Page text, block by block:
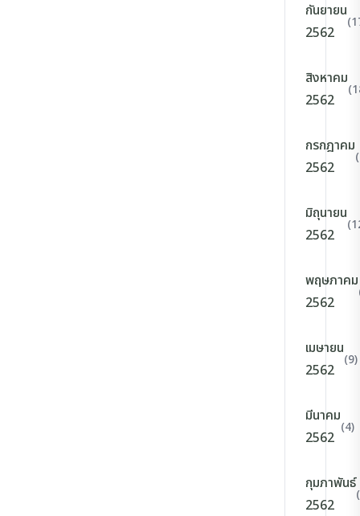
กันยายน
2562
สิงหาคม
2562
กรกฎาคม
2562
มิถุนายน
2562
พฤษภาคม
2562
เมษายน
2562
(9)
มีนาคม
2562
(4)
กุมภาพันธ์
2562